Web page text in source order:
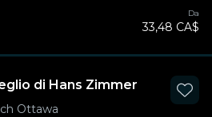
Da
33,48 CA$
di Hans Zimmer
Ottawa